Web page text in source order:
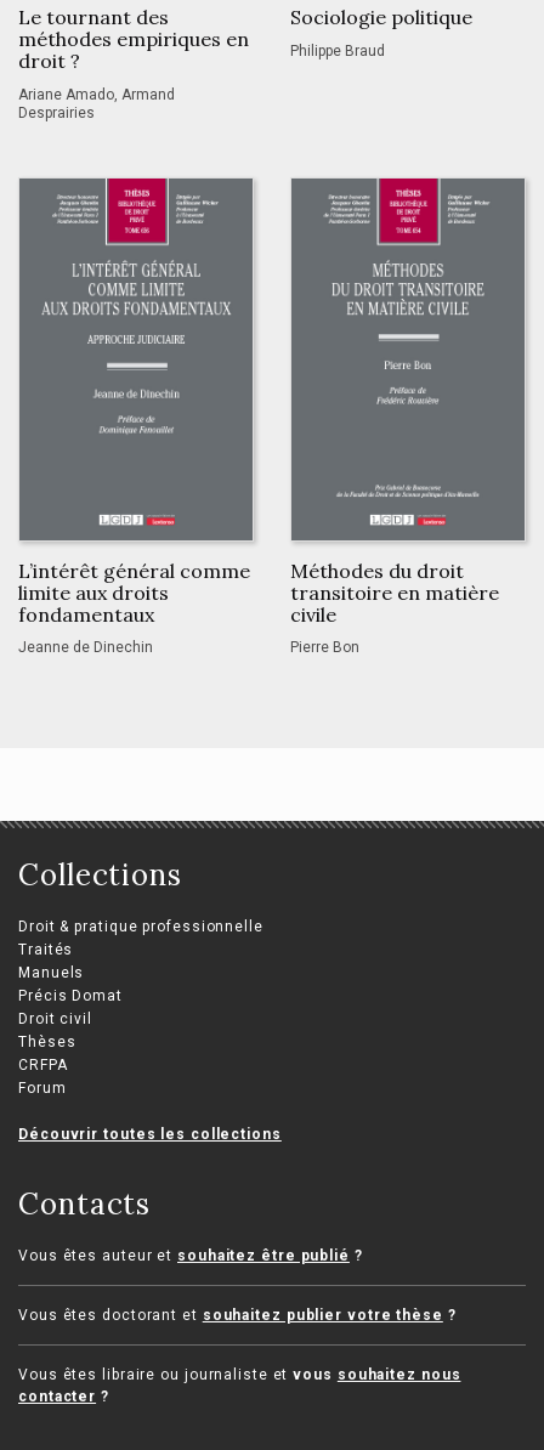
Le tournant des
méthodes empiriques en
droit ?
Ariane Amado, Armand
Desprairies
Sociologie politique
Philippe Braud
L’intérêt général comme
limite aux droits
fondamentaux
Jeanne de Dinechin
Méthodes du droit
transitoire en matière
civile
Pierre Bon
Collections
Droit & pratique professionnelle
Traités
Manuels
Précis Domat
Droit civil
Thèses
CRFPA
Forum
Découvrir toutes les collections
Contacts
Vous êtes auteur et souhaitez être publié ?
Vous êtes doctorant et souhaitez publier votre thèse ?
Vous êtes libraire ou journaliste etvous souhaitez nous
contacter ?